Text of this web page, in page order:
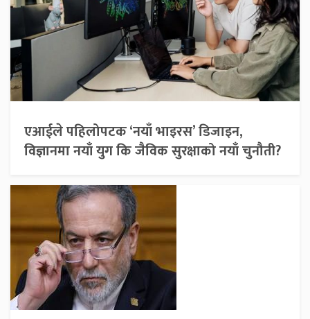
एआईले पहिलोपटक ‘नयाँ भाइरस’ डिजाइन,
विज्ञानमा नयाँ युग कि जैविक सुरक्षाको नयाँ चुनौती?